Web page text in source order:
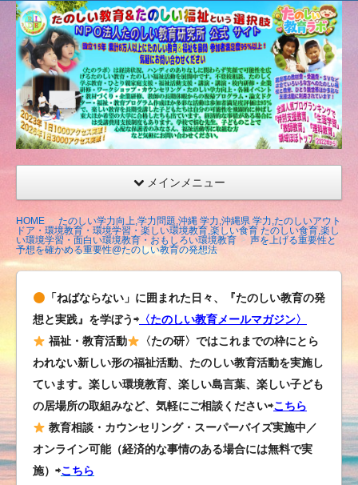
たの
しい
教育
研究
所
（沖
縄）
公式
ト
メインメニュー
HOME
たのしい学力向上,学力問題,沖縄 学力,沖縄県 学力,たのしいアウト
ドア・環境教育・環境学習・楽しい環境教育,楽しい食育 たのしい食育,楽し
い環境学習・面白い環境教育・おもしろい環境教育
声を上げる重要性と
予想を確かめる重要性@たのしい教育の発想法
「ねばならない」に囲まれた日々、『たのしい教育の発
想と実践』を学ぼう⇨ 〈たのしい教育メールマガジン〉
福祉・教育活動
〈たの研〉ではこれまでの枠にとら
われない新しい形の福祉活動、たのしい教育活動を実施し
ています。楽しい環境教育、楽しい島言葉、楽しい子ども
の居場所の取組みなど、気軽にご相談ください⇨こちら
教育相談・カウンセリング・スーパーバイズ実施中／
オンライン可能（経済的な事情のある場合には無料で実
施）⇨こちら